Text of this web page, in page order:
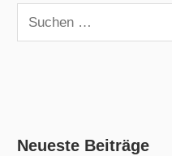
Suchen
nach:
Neueste Beiträge